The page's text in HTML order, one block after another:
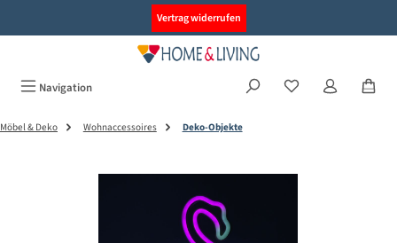
Vertrag widerrufen
Navigation
Möbel & Deko Wohnaccessoires Deko-Objekte